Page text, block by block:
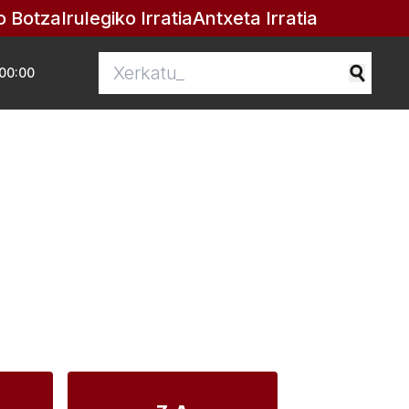
BotzaIrulegiko IrratiaAntxeta Irratia